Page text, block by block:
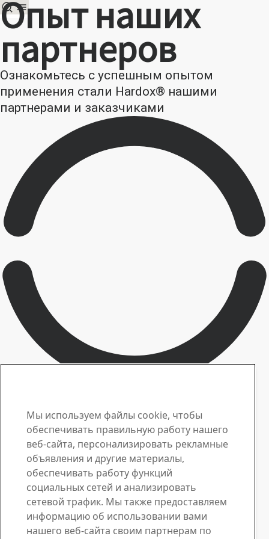
Опыт наших
партнеров
Ознакомьтесь с успешным опытом
применения стали Hardox® нашими
партнерами и заказчиками
Свяжитесь с нами по
поводу заявок или
при возникновении
вопросов
Центр загрузки материалов
Скачайте нужные брошюры, сертификаты и другие
Мы используем файлы cookie, чтобы
обеспечивать правильную работу нашего
веб-сайта, персонализировать рекламные
объявления и другие материалы,
обеспечивать работу функций
социальных сетей и анализировать
сетевой трафик. Мы также предоставляем
информацию об использовании вами
нашего веб-сайта своим партнерам по